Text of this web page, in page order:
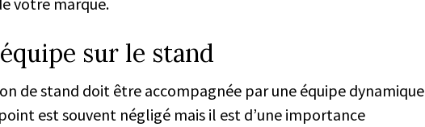
sur le stand
de stand doit être accompagnée par une équipe dynamique
est souvent négligé mais il est d’une importance